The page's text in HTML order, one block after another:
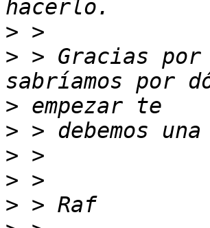
>
> > Gracias
>
>
>
>
>